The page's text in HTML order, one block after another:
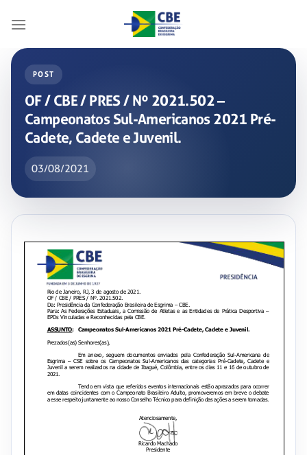
POST
OF / CBE / PRES / Nº 2021.502 –
Campeonatos Sul-Americanos 2021 Pré-
Cadete, Cadete e Juvenil.
03/08/2021